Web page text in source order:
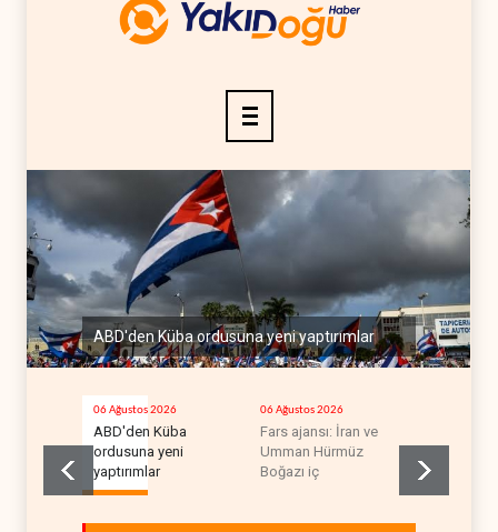
ABD'den Küba ordusuna yeni yaptırımlar
06 Ağustos 2026
ABD'den Küba
ordusuna yeni
yaptırımlar
06 Ağustos 2026
Fars ajansı: İran ve
Umman Hürmüz
Boğazı iç
tehdit ett